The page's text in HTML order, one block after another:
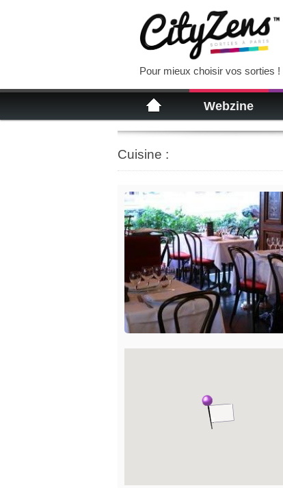
Pour mieux choisir vos sorties !
Webzine
Cuisine :